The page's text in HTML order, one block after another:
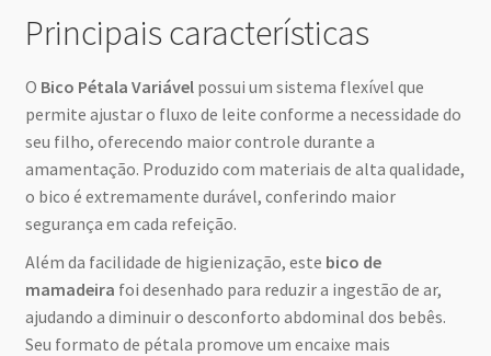
Principais características
O Bico Pétala Variávelpossui um sistema flexível que
permite ajustar o fluxo de leite conforme a necessidade do
seu filho, oferecendo maior controle durante a
amamentação. Produzido com materiais de alta qualidade,
o bico é extremamente durável, conferindo maior
segurança em cada refeição.
Além da facilidade de higienização, este bico de
mamadeira foi desenhado para reduzir a ingestão de ar,
ajudando a diminuir o desconforto abdominal dos bebês.
Seu formato de pétala promove um encaixe mais